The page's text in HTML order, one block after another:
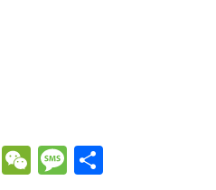
EmailWeChatMessage